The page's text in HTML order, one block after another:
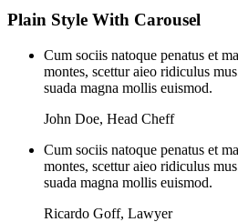
Plain Style With Carousel
Cum sociis natoque penatus et
montes, scettur aieo ridiculus
suada magna mollis euismod.
John Doe, Head Cheff
Cum sociis natoque penatus et
montes, scettur aieo ridiculus
suada magna mollis euismod.
Ricardo Goff, Lawyer